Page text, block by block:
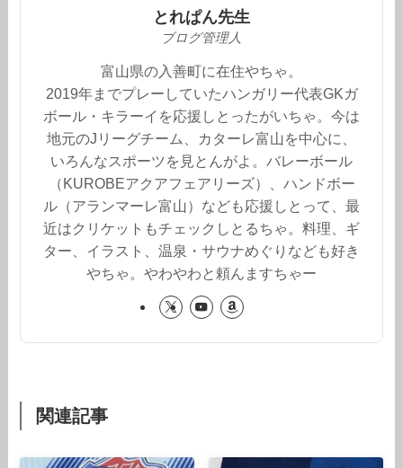
とれぱん先生
ブログ管理人
富山県の入善町に在住やちゃ。
2019年までプレーしていたハンガリー代表GKガ
ボール・キラーイを応援しとったがいちゃ。今は
地元のJリーグチーム、カターレ富山を中心に、
いろんなスポーツを見とんがよ。バレーボール
（KUROBEアクアフェアリーズ）、ハンドボー
ル（アランマーレ富山）なども応援しとって、最
近はクリケットもチェックしとるちゃ。料理、ギ
ター、イラスト、温泉・サウナめぐりなども好き
やちゃ。やわやわと頼んますちゃー
関連記事